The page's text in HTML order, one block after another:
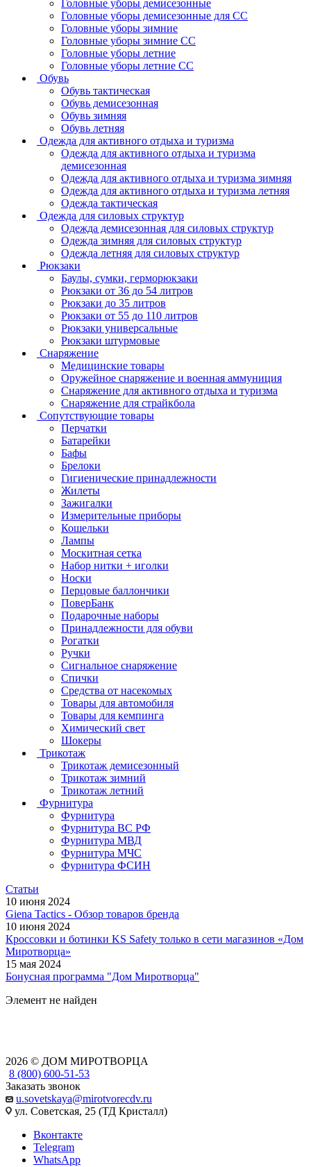
Головные уборы демисезонные
Головные уборы демисезонные для СС
Головные уборы зимние
Головные уборы зимние СС
Головные уборы летние
Головные уборы летние СС
Обувь
Обувь тактическая
Обувь демисезонная
Обувь зимняя
Обувь летняя
Одежда для активного отдыха и туризма
Одежда для активного отдыха и туризма
демисезонная
Одежда для активного отдыха и туризма зимняя
Одежда для активного отдыха и туризма летняя
Одежда тактическая
Одежда для силовых структур
Одежда демисезонная для силовых структур
Одежда зимняя для силовых структур
Одежда летняя для силовых структур
Рюкзаки
Баулы, сумки, герморюкзаки
Рюкзаки от 36 до 54 литров
Рюкзаки до 35 литров
Рюкзаки от 55 до 110 литров
Рюкзаки универсальные
Рюкзаки штурмовые
Снаряжение
Медицинские товары
Оружейное снаряжение и военная аммуниция
Снаряжение для активного отдыха и туризма
Снаряжение для страйкбола
Сопутствующие товары
Перчатки
Батарейки
Бафы
Брелоки
Гигиенические принадлежности
Жилеты
Зажигалки
Измерительные приборы
Кошельки
Лампы
Москитная сетка
Набор нитки + иголки
Носки
Перцовые баллончики
ПоверБанк
Подарочные наборы
Принадлежности для обуви
Рогатки
Ручки
Сигнальное снаряжение
Спички
Средства от насекомых
Товары для автомобиля
Товары для кемпинга
Химический свет
Шокеры
Трикотаж
Трикотаж демисезонный
Трикотаж зимний
Трикотаж летний
Фурнитура
Фурнитура
Фурнитура ВС РФ
Фурнитура МВД
Фурнитура МЧС
Фурнитура ФСИН
Статьи
10 июня 2024
Giena Tactics - Обзор товаров бренда
10 июня 2024
Кроссовки и ботинки KS Safety только в сети магазинов «Дом
Миротворца»
15 мая 2024
Бонусная программа "Дом Миротворца"
Элемент не найден
2026 © ДОМ МИРОТВОРЦА
8 (800) 600-51-53
Заказать звонок
u.sovetskaya@mirotvorecdv.ru
ул. Советская, 25 (ТД Кристалл)
Вконтакте
Telegram
WhatsApp